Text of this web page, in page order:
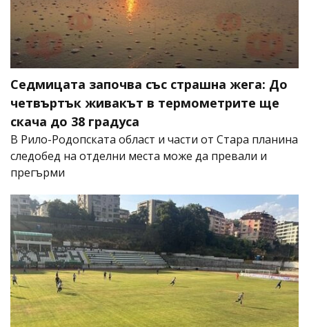
Седмицата започва със страшна жега: До
четвъртък живакът в термометрите ще
скача до 38 градуса
В Рило-Родопската област и части от Стара планина
следобед на отделни места може да превали и
прегърми